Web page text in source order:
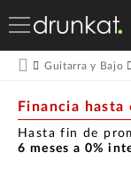
Guitarra y Bajo
Financia hasta
Hasta fin de
6 meses a 0%